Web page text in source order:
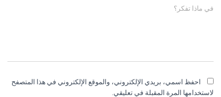
في ماذا تفكر؟
احفظ اسمي، بريدي الإلكتروني، والموقع الإلكتروني في هذا المتصفح
لاستخدامها المرة المقبلة في تعليقي.